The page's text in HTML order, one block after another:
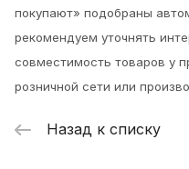
покупают» подобраны
рекомендуем уточнять
совместимость товаров у
розничной сети или
Назад к списку